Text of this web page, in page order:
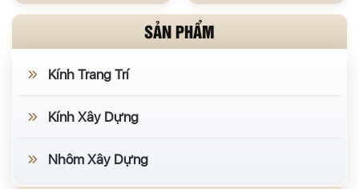
SẢN PHẨM
Kính Trang Trí
Kính Xây Dựng
Nhôm Xây Dựng